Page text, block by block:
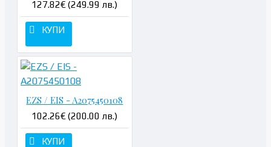
127.82€ (249.99 лв.)
КУПИ
EZS / EIS - A2075450108
102.26€ (200.00 лв.)
КУПИ